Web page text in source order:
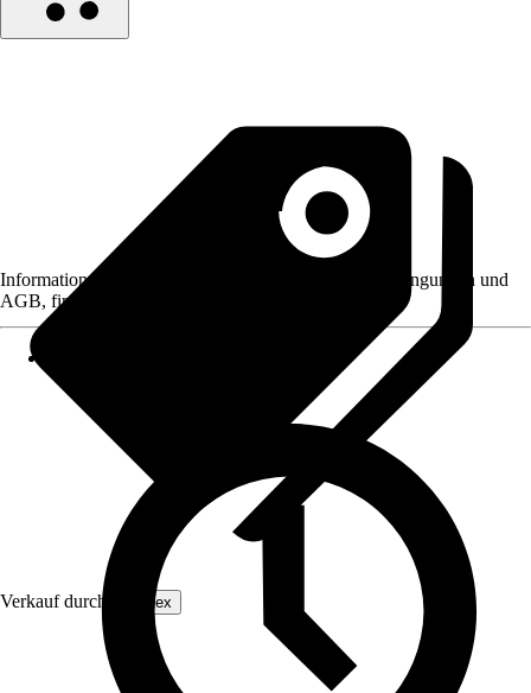
Verkauf durch: ecottex
Informationen des Verkäufers, wie z. B. Rückgabebedingungen und
AGB, finden Sie bei Klick auf den Verkäufernamen.